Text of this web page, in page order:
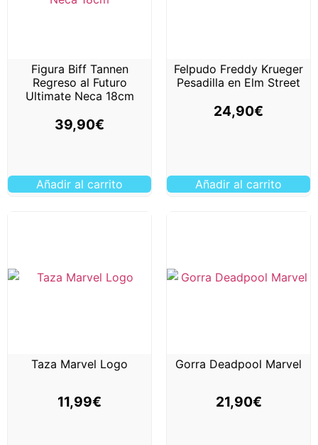
Figura Biff Tannen
Regreso al Futuro
Ultimate Neca 18cm
39,90€
Añadir al carrito
Felpudo Freddy Krueger
Pesadilla en Elm Street
24,90€
Añadir al carrito
Taza Marvel Logo
11,99€
Gorra Deadpool Marvel
21,90€